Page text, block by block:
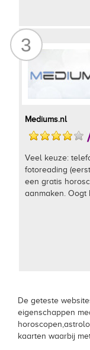
3
Mediums.nl
Veel keuze:
fotoreading
een gratis
aanmaken. Oogt
De geteste
eigenschappen
kaarten waarbij